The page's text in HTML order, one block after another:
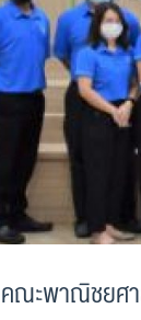
ณะพาณิชยศ